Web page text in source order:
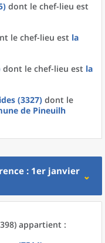
dont le chef-lieu est
le chef-lieu est la
dont le chef-lieu est la
(3327) dont le
de Pineuilh
: 1er janvier
appartient :